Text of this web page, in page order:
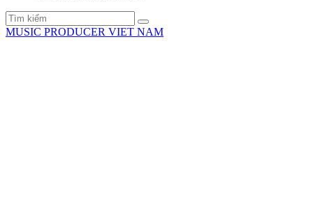
MUSIC PRODUCER VIET NAM